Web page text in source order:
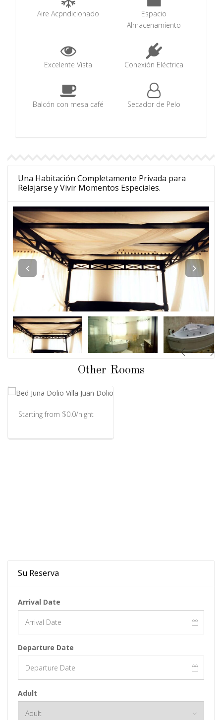
Aire Acpndicionado
Espacio
Almacenamiento
Excelente Vista Conexión Eléctrica
Balcón con mesa café Secador de Pelo
Una Habitación Completamente Privada para
Relajarse y Vivir Momentos Especiales.
Other Rooms
Su Reserva
Arrival Date
Departure Date
Adult